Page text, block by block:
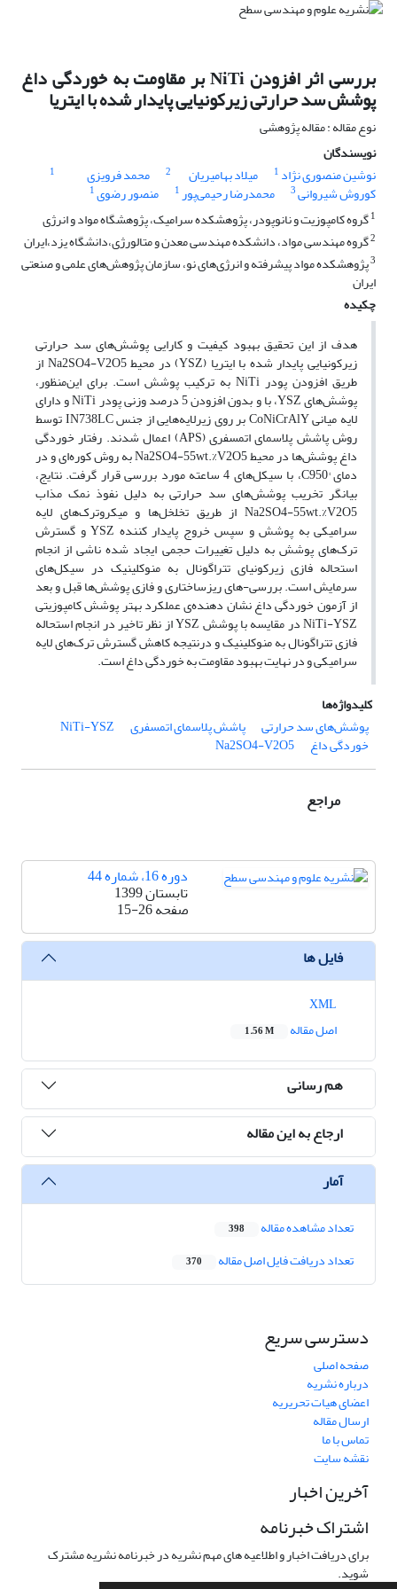
بررسی اثر افزودن NiTi بر مقاومت به خوردگی داغ
پوشش سد حرارتی زیرکونیایی پایدار شده با ایتریا
نوع مقاله : مقاله پژوهشی
نویسندگان
نوشین منصوری نژاد 1 میلاد بهامیریان 2 محمد فرویزی 1
کوروش شیروانی3 محمدرضا رحیمی‌پور1 منصور رضوی1
1گروه کامپوزیت و نانوپودر، پژوهشکده سرامیک، پژوهشگاه مواد و انرژی
2گروه مهندسی مواد، دانشکده مهندسی معدن و متالورژی،دانشگاه یزد،ایران
3پژوهشکده مواد پیشرفته و انرژی‌های نو، سازمان پژوهش‌های علمی و صنعتی
ایران
چکیده
هدف از این تحقیق بهبود کیفیت و کارایی پوشش‌های سد حرارتی
زیرکونیایی پایدار شده با ایتریا (YSZ) در محیط Na2SO4-V2O5 از
طریق افزودن پودر NiTi به ترکیب پوشش است. برای این‌منظور،
پوشش‌های YSZ، با و بدون افزودن 5 درصد وزنی پودر NiTi و دارای
لایه میانی CoNiCrAlY بر روی زیرلایه‌هایی از جنس IN738LC توسط
روش پاشش پلاسمای اتمسفری (APS) اعمال شدند. رفتار خوردگی
داغ پوشش‌ها در محیط Na2SO4-55wt.%V2O5 به روش کوره‌ای و در
دمای °C950، با سیکل‌های 4 ساعته مورد بررسی قرار گرفت. نتایج،
بیانگر تخریب پوشش‌های سد حرارتی به دلیل نفوذ نمک مذاب
Na2SO4-55wt.%V2O5 از طریق تخلخل‌ها و میکروترک‌های لایه
سرامیکی به پوشش و سپس خروج پایدار کننده YSZ و گسترش
ترک‌های پوشش به دلیل تغییرات حجمی ایجاد شده ناشی از انجام
استحاله فازی زیرکونیای تتراگونال به منوکلینیک در سیکل‌های
سرمایش است. بررسی-های ریزساختاری و فازی پوشش‌ها قبل و بعد
از آزمون خوردگی داغ نشان دهنده‌ی عملکرد بهتر پوشش کامپوزیتی
NiTi-YSZ در مقایسه با پوشش YSZ از نظر تاخیر در انجام استحاله
فازی تتراگونال به منوکلینیک و درنتیجه کاهش گسترش ترک‌های لایه
سرامیکی و در نهایت بهبود مقاومت به خوردگی داغ است.
کلیدواژه‌ها
پوشش‌های سد حرارتی
پاشش پلاسمای اتمسفری NiTi-YSZ
خوردگی داغ Na2SO4-V2O5
مراجع
دوره 16، شماره 44
تابستان 1399
صفحه15-26
فایل ها
اصل مقاله
1.56 M
هم رسانی
ارجاع به این مقاله
آمار
تعداد مشاهده مقاله 398
تعداد دریافت فایل اصل مقاله 370
دسترسی سریع
صفحه اصلی
درباره نشریه
اعضای هیات تحریریه
ارسال مقاله
تماس با ما
نقشه سایت
آخرین اخبار
اشتراک خبرنامه
برای دریافت اخبار و اطلاعیه های مهم نشریه در خبرنامه نشریه مشترک
شوید.